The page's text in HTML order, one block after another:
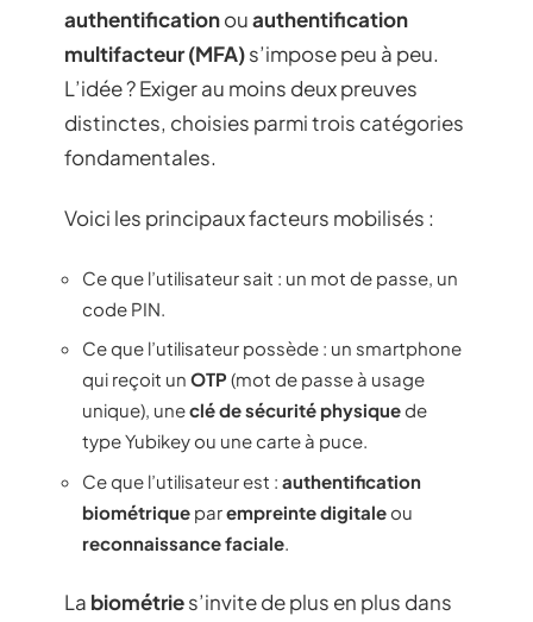
authentificationouauthentification
multifacteur (MFA)s’impose peu à peu.
L’idée ? Exiger au moins deux preuves
distinctes, choisies parmi trois catégories
fondamentales.
Voici les principaux facteurs mobilisés :
Ce que l’utilisateur sait : un mot de passe, un
code PIN.
Ce que l’utilisateur possède : un smartphone
qui reçoit un OTP (mot de passe à usage
unique), uneclé de sécurité physiquede
type Yubikey ou une carte à puce.
Ce que l’utilisateur est : authentification
biométrique parempreinte digitaleou
reconnaissance faciale
La biométries’invite de plus en plus dans